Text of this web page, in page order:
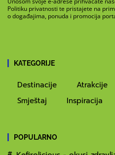
Politiku privatnosti te pristajete na
o događajima, ponuda i promocija
KATEGORIJE
Destinacije Atrakcije
Smještaj
Inspiracija
POPULARNO